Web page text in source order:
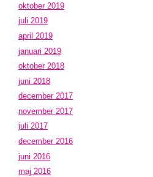
oktober 2019
juli 2019
april 2019
januari 2019
oktober 2018
juni 2018
december 2017
november 2017
juli 2017
december 2016
juni 2016
maj 2016